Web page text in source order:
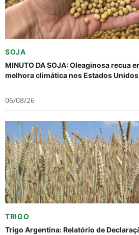
SOJA
MINUTO DA SOJA: Oleaginosa recua
melhora climática nos Estados Unidos
06/08/26
TRIGO
Trigo Argentina: Relatório de